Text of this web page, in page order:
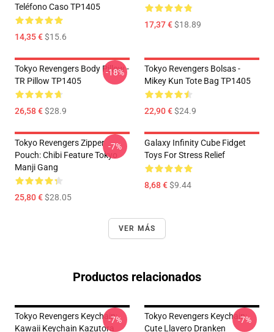
Teléfono Caso TP1405
14,35 €$15.6
17,37 €$18.89
Tokyo Revengers Body Pillow -
TR Pillow TP1405
26,58 €$28.9
-18%
Tokyo Revengers Bolsas -
Mikey Kun Tote Bag TP1405
22,90 €$24.9
Tokyo Revengers Zipper
Pouch: Chibi Feature Tokyo
Manji Gang
25,80 €$28.05
-7%
Galaxy Infinity Cube Fidget
Toys For Stress Relief
8,68 €$9.44
VER MÁS
Productos relacionados
Tokyo Revengers Keychain:
Kawaii Keychain Kazutora
-7%
Tokyo Revengers Keychain:
Cute Llavero Dranken
-7%